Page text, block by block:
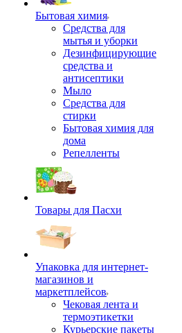
Бытовая химия
Средства для
мытья и уборки
Дезинфицирующие
средства и
антисептики
Мыло
Средства для
стирки
Бытовая химия для
дома
Репелленты
Товары для Пасхи
Упаковка для интернет-
магазинов и
маркетплейсов
Чековая лента и
термоэтикетки
Курьерские пакеты